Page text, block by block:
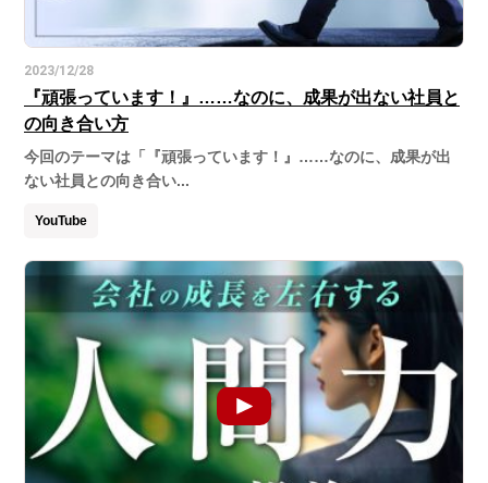
2023/12/28
『頑張っています！』……なのに、成果が出ない社員と
の向き合い方
今回のテーマは「『頑張っています！』……なのに、成果が出
ない社員との向き合い...
YouTube